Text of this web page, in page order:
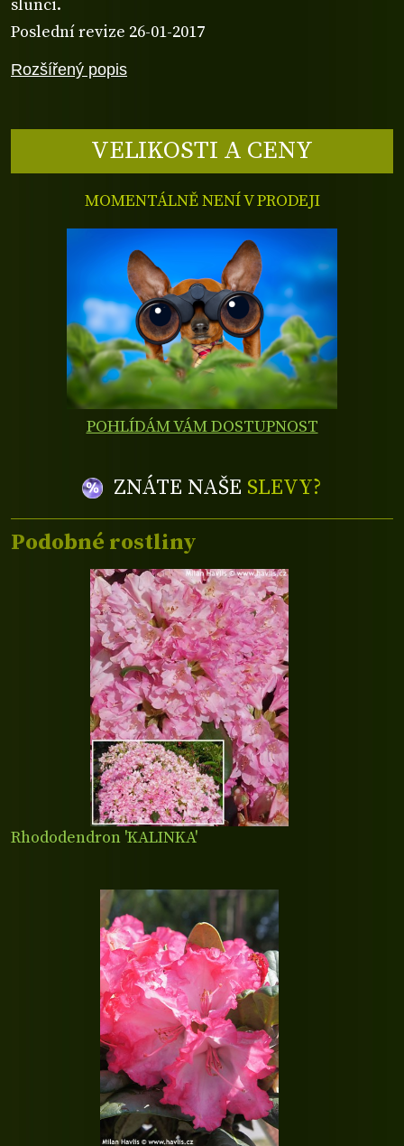
Rozšířený popis
slunci.
Poslední revize 26-01-2017
VELIKOSTI A CENY
MOMENTÁLNĚ NENÍ V PRODEJI
POHLÍDÁM VÁM DOSTUPNOST
ZNÁTE NAŠE SLEVY?
Podobné rostliny
Rhododendron 'KALINKA'